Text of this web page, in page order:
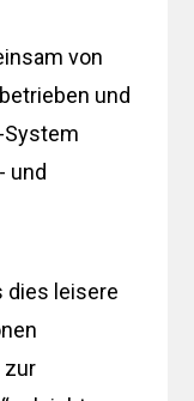
von
und
System
und
dies leisere
zur